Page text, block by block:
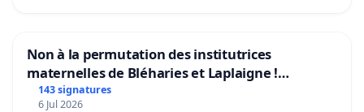
Non à la permutation des institutrices
maternelles de Bléharies et Laplaigne !
Préservons la stabilité de nos enfants.
143 signatures
6 Jul 2026